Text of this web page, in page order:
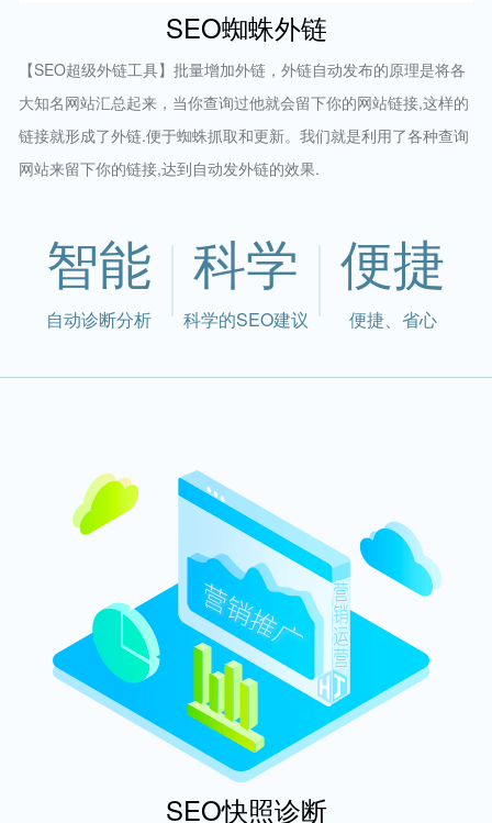
SEO蜘蛛外链
【SEO超级外链工具】批量增加外链，外链自动发布的原理是将各
大知名网站汇总起来，当你查询过他就会留下你的网站链接,这样的
链接就形成了外链.便于蜘蛛抓取和更新。我们就是利用了各种查询
网站来留下你的链接,达到自动发外链的效果.
智能
自动诊断分析
科学
科学的SEO建议
便捷
便捷、省心
SEO快照诊断